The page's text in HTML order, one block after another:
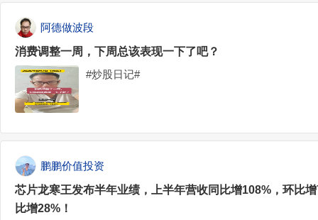
阿德做波段
消费调整一周，下周总该表现一下了吧？
#炒股日记#
鹏鹏价值投资
芯片龙寒王发布半年业绩，上半年营收同比增108%，环比
比增28%！